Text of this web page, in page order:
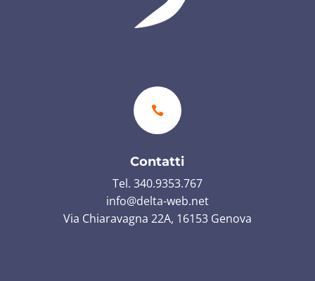

Contatti
Tel. 340.9353.767
info@delta-web.net
Via Chiaravagna 22A, 16153 Genova